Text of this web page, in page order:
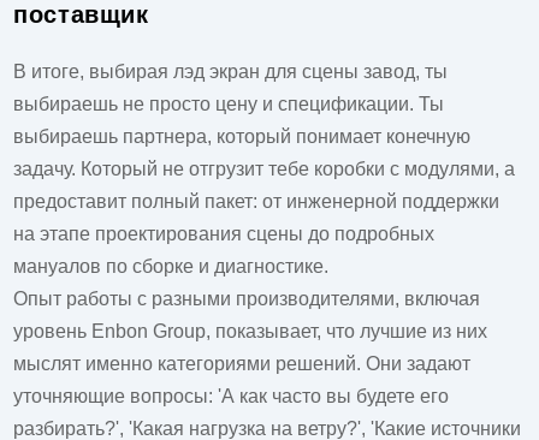
поставщик
В итоге, выбирая лэд экран для сцены завод, ты
выбираешь не просто цену и спецификации. Ты
выбираешь партнера, который понимает конечную
задачу. Который не отгрузит тебе коробки с модулями, а
предоставит полный пакет: от инженерной поддержки
на этапе проектирования сцены до подробных
мануалов по сборке и диагностике.
Опыт работы с разными производителями, включая
уровень Enbon Group, показывает, что лучшие из них
мыслят именно категориями решений. Они задают
уточняющие вопросы: 'А как часто вы будете его
разбирать?', 'Какая нагрузка на ветру?', 'Какие источники